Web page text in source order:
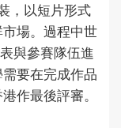
，以短片形式
場。過程中世
與參賽隊伍進
要在完成作品
作最後評審。